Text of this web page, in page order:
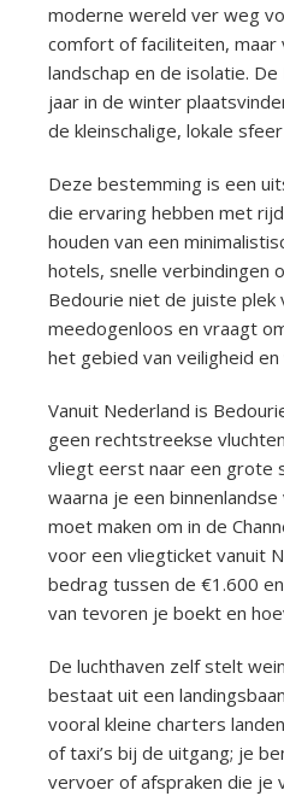
moderne wereld ver weg
comfort of faciliteiten,
landschap en de isolatie.
jaar in de winter
de kleinschalige, lokale
Deze bestemming is een
die ervaring hebben met
houden van een
hotels, snelle verbindingen
Bedourie niet de juiste plek
meedogenloos en vraagt
het gebied van veiligheid
Vanuit Nederland is
geen rechtstreekse
vliegt eerst naar een grote
waarna je een
moet maken om in de
voor een vliegticket vanuit
bedrag tussen de €1.600
van tevoren je boekt en
De luchthaven zelf stelt
bestaat uit een
vooral kleine charters
of taxi’s bij de uitgang; je
vervoer of afspraken die je